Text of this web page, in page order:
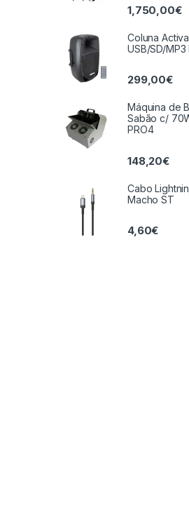
1,750,00€
Coluna
USB/SD/
299,00€
Máquina de
Sabão c/
PRO4
148,20€
Cabo
Macho ST
4,60€